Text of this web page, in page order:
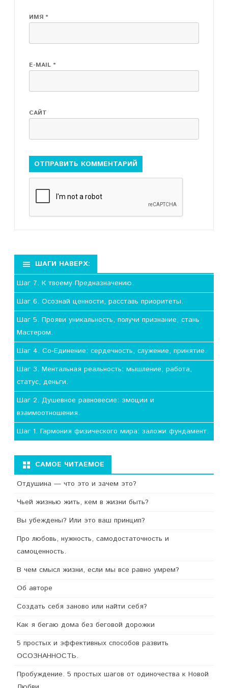
ИМЯ *
E-MAIL *
САЙТ
ШАГИ НАВЕРХ:
Шаг 7. К твоему Предназначению.
Шаг 6. Осознай ценности, расставь приоритеты.
Шаг 5. Прояви уникальность, получи признание, стань
Мастером.
Шаг 4. Со-Единение: сердечность, служение, принятие.
Шаг 3. Ментальная реальность: мышление, работа,
статус, деньги.
Шаг 2. Душевное равновесие: эмоции и
взаимоотношения.
Шаг 1. Гармония физического мира: заложи фундамент.
САМОЕ ЧИТАЕМОЕ
Отдушина — что это и зачем это?
Чьей жизнью жить, кем в жизни быть?
Вы убеждены? Или это ваш принцип?
Про любовь, нужность, самодостаточность и
самоценность.
В чем смысл жизни, если мы все равно умрем?
Об авторе
Создать себя заново или найти себя?
Как я бегаю дома без беговой дорожки
5 простых и эффективных способов развить
ОСОЗНАННОСТЬ.
Пробуждение. 5 простых шагов от одиночества к Новой